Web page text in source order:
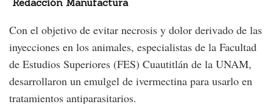
Redacción Manufactura
Con el objetivo de evitar necrosis y dolor derivado de las
inyecciones en los animales, especialistas de la Facultad
de Estudios Superiores (FES) Cuautitlán de la UNAM,
desarrollaron un emulgel de ivermectina para usarlo en
tratamientos antiparasitarios.